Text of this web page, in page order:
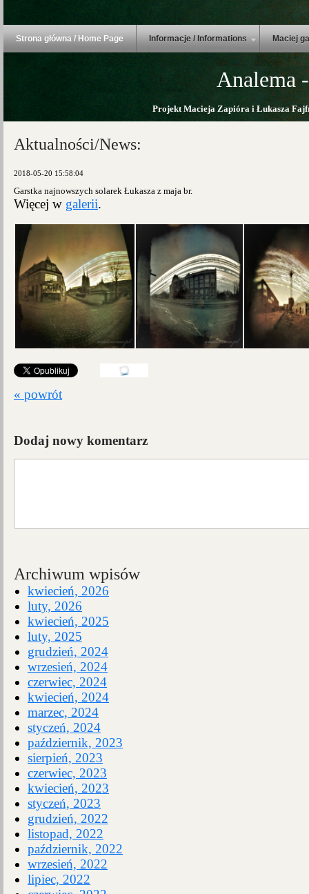
Strona główna / Home Page Informacje / Informations Maciej
Analema
Projekt Macieja Zapióra i Łukasza
Aktualności/News:
2018-05-20 15:58:04
Garstka najnowszych solarek Łukasza z maja br.
Więcej w galerii.
« powrót
Dodaj nowy komentarz
Archiwum wpisów
kwiecień, 2026
luty, 2026
kwiecień, 2025
luty, 2025
grudzień, 2024
wrzesień, 2024
czerwiec, 2024
kwiecień, 2024
marzec, 2024
styczeń, 2024
październik, 2023
sierpień, 2023
czerwiec, 2023
kwiecień, 2023
styczeń, 2023
grudzień, 2022
listopad, 2022
październik, 2022
wrzesień, 2022
lipiec, 2022